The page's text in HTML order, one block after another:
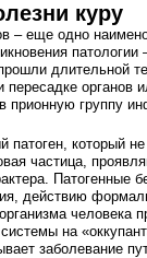
куру
– еще одно
длительной
органов
прионную группу
патоген, который
частица,
Патогенные
действию
человека
на
заболевание